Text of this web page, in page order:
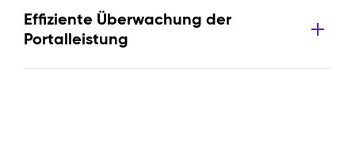
Effiziente Überwachung der
Portalleistung